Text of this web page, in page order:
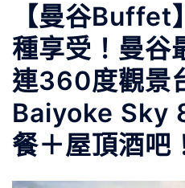
【曼谷Buffet
種享受！曼谷
連360度觀景
Baiyoke Sky
餐＋屋頂酒吧